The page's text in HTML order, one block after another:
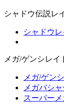
シャドウ伝説レ
シャドウ
メガ/ゲンシレイ
メガ/ゲン
メガバシ
スーパー